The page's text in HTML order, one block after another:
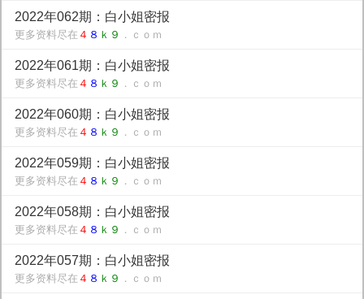
2022年062期：白小姐密报
更多资料尽在 ４ ８ ｋ９ ．ｃｏｍ
2022年061期：白小姐密报
更多资料尽在 ４ ８ ｋ９ ．ｃｏｍ
2022年060期：白小姐密报
更多资料尽在 ４ ８ ｋ９ ．ｃｏｍ
2022年059期：白小姐密报
更多资料尽在 ４ ８ ｋ９ ．ｃｏｍ
2022年058期：白小姐密报
更多资料尽在 ４ ８ ｋ９ ．ｃｏｍ
2022年057期：白小姐密报
更多资料尽在 ４ ８ ｋ９ ．ｃｏｍ